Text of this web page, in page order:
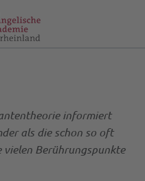
informiert
als die schon so oft
vielen Berührungspunkte